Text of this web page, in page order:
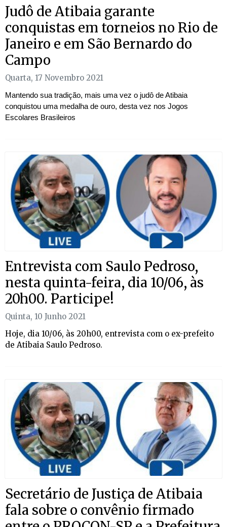
Judô de Atibaia garante
conquistas em torneios no Rio de
Janeiro e em São Bernardo do
Campo
Quarta, 17 Novembro 2021
Mantendo sua tradição, mais uma vez o judô de Atibaia
conquistou uma medalha de ouro, desta vez nos Jogos
Escolares Brasileiros
Entrevista com Saulo Pedroso,
nesta quinta-feira, dia 10/06, às
20h00. Participe!
Quinta, 10 Junho 2021
Hoje, dia 10/06, às 20h00, entrevista com o ex-prefeito
de Atibaia Saulo Pedroso.
Secretário de Justiça de Atibaia
fala sobre o convênio firmado